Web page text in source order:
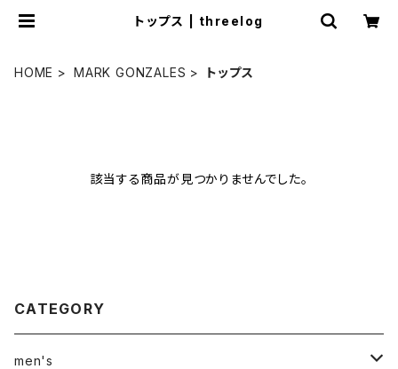
トップス | threelog
HOME MARK GONZALES トップス
該当する商品が見つかりませんでした。
CATEGORY
men's